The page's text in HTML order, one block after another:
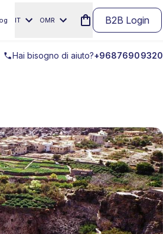
IT OMR B2B Login
Hai bisogno di aiuto?+96876909320